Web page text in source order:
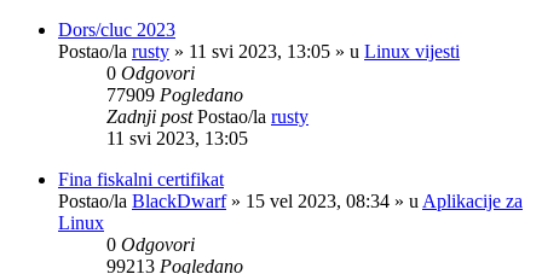
Dors/cluc 2023
Postao/la rusty » 11 svi 2023, 13:05 » u Linux vijesti
0 Odgovori
77909 Pogledano
Zadnji postPostao/la rusty
11 svi 2023, 13:05
Fina fiskalni certifikat
Postao/la BlackDwarf» 15 vel 2023, 08:34 » u Aplikacije za
Linux
0 Odgovori
99213 Pogledano